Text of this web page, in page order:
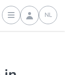
Inloggen
NL